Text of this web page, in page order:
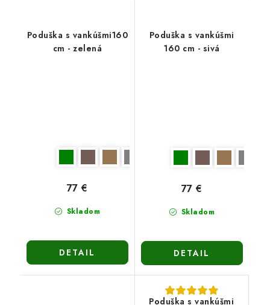
Poduška s vankúšmi160
cm - zelená
Skladom
77 €
DETAIL
Poduška s vankúšmi
160 cm - sivá
Skladom
77 €
DETAIL
Poduška s vankúšmi